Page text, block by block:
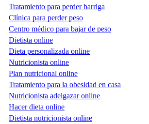
Tratamiento para perder barriga
Clínica para perder peso
Centro médico para bajar de peso
Dietista online
Dieta personalizada online
Nutricionista online
Plan nutricional online
Tratamiento para la obesidad en casa
Nutricionista adelgazar online
Hacer dieta online
Dietista nutricionista online